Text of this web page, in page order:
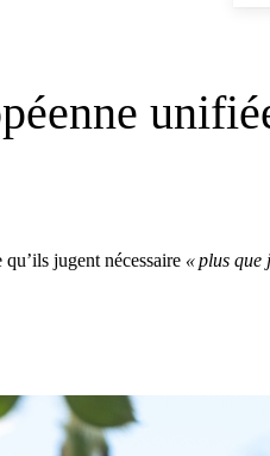
jugent nécessaire « plus que